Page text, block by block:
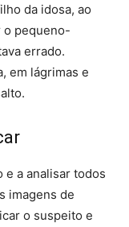
da idosa, ao
o pequeno-
errado.
em lágrimas e
e a analisar todos
imagens de
o suspeito e